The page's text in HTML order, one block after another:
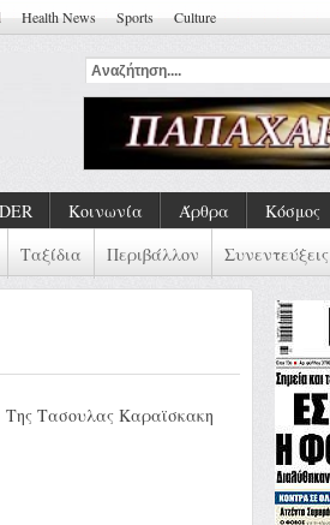
Health News Sports Culture
Κοινωνία Άρθρα Κόσμος
Ταξίδια Περιβάλλον Συνεντεύξεις
Tης Τασουλας Kαραϊσκακη